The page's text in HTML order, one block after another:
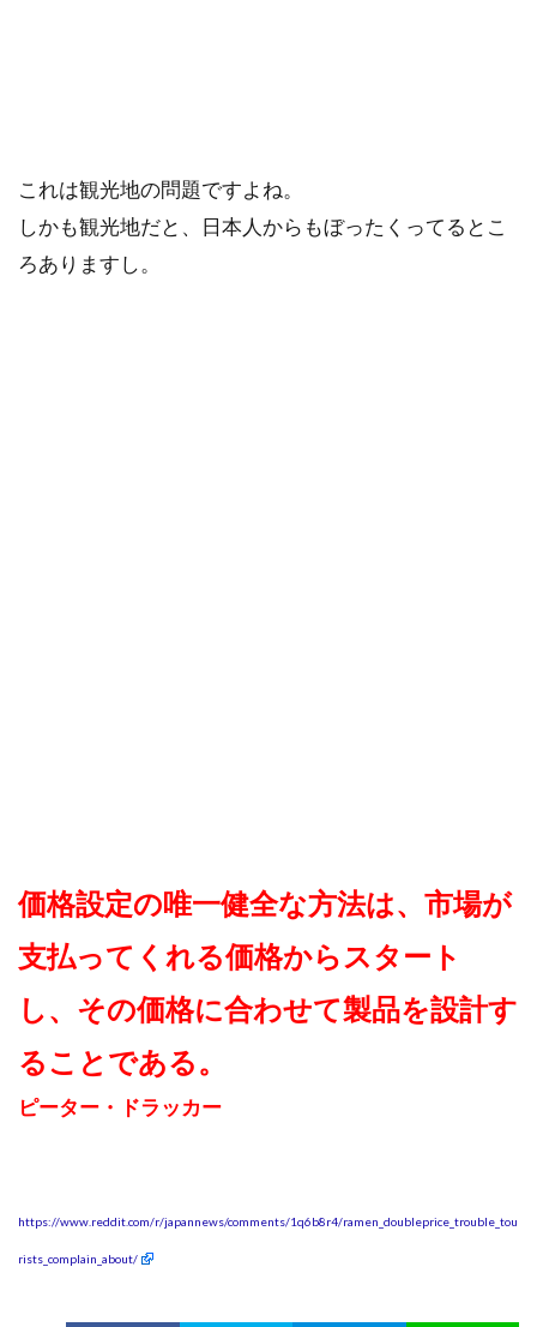
これは観光地の問題ですよね。
しかも観光地だと、日本人からもぼったくってるとこ
ろありますし。
価格設定の唯一健全な方法は、市場が
支払ってくれる価格からスタート
し、その価格に合わせて製品を設計す
ることである。
ピーター・ドラッカー
https://www.reddit.com/r/japannews/comments/1q6b8r4/ramen_doubleprice_trouble_tou
rists_complain_about/